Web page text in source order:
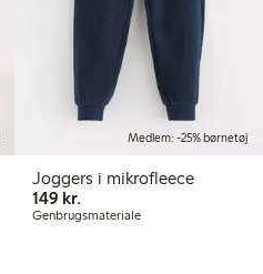
Medlem: -25% børnetøj
Joggers i mikrofleece
149 kr.149,00 kr.
Genbrugsmateriale